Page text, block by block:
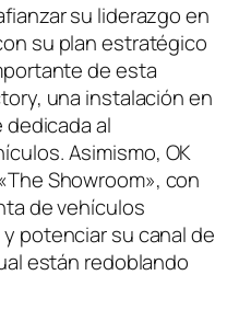
su liderazgo en
su plan estratégico
de esta
una instalación en
dedicada al
Asimismo, OK
Showroom», con
de vehículos
potenciar su canal de
están redoblando